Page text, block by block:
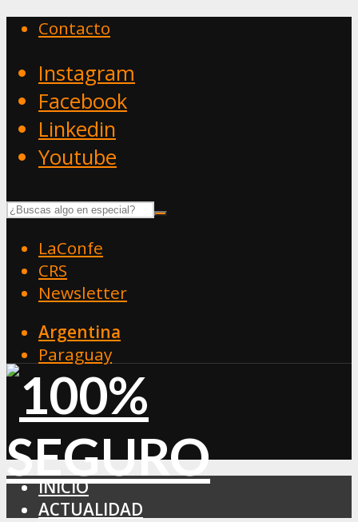
Contacto
Instagram
Facebook
Linkedin
Youtube
LaConfe
CRS
Newsletter
Argentina
Paraguay
INICIO
ACTUALIDAD